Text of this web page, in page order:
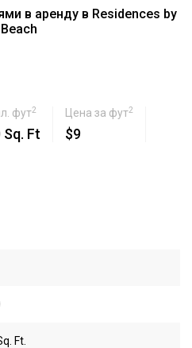
в аренду в Residences by
фут2
Sq. Ft
Цена за фут2
$9
Ft.